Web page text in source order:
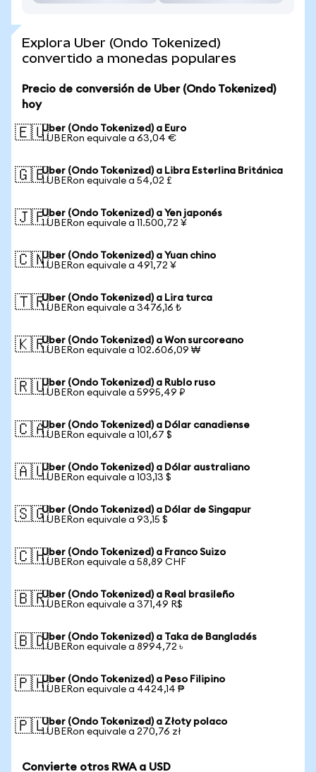
Explora Uber (Ondo Tokenized)
convertido a monedas populares
Precio de conversión de Uber (Ondo Tokenized)
hoy
🇪🇺Uber (Ondo Tokenized) a Euro
1 UBERon equivale a 63,04 €
🇬🇧Uber (Ondo Tokenized) a Libra Esterlina Británica
1 UBERon equivale a 54,02 £
🇯🇵Uber (Ondo Tokenized) a Yen japonés
1 UBERon equivale a 11.500,72 ¥
🇨🇳Uber (Ondo Tokenized) a Yuan chino
1 UBERon equivale a 491,72 ¥
🇹🇷Uber (Ondo Tokenized) a Lira turca
1 UBERon equivale a 3476,16 ₺
🇰🇷Uber (Ondo Tokenized) a Won surcoreano
1 UBERon equivale a 102.606,09 ₩
🇷🇺Uber (Ondo Tokenized) a Rublo ruso
1 UBERon equivale a 5995,49 ₽
🇨🇦Uber (Ondo Tokenized) a Dólar canadiense
1 UBERon equivale a 101,67 $
🇦🇺Uber (Ondo Tokenized) a Dólar australiano
1 UBERon equivale a 103,13 $
🇸🇬Uber (Ondo Tokenized) a Dólar de Singapur
1 UBERon equivale a 93,15 $
🇨🇭Uber (Ondo Tokenized) a Franco Suizo
1 UBERon equivale a 58,89 CHF
🇧🇷Uber (Ondo Tokenized) a Real brasileño
1 UBERon equivale a 371,49 R$
🇧🇩Uber (Ondo Tokenized) a Taka de Bangladés
1 UBERon equivale a 8994,72 ৳
🇵🇭Uber (Ondo Tokenized) a Peso Filipino
1 UBERon equivale a 4424,14 ₱
🇵🇱Uber (Ondo Tokenized) a Złoty polaco
1 UBERon equivale a 270,76 zł
Convierte otros RWA a USD